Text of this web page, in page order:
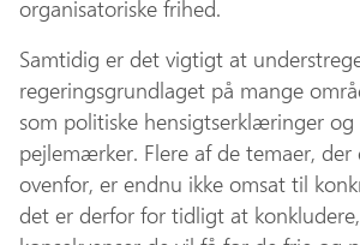
organisatoriske frihed.
Samtidig er det vigtigt at
regeringsgrundlaget på mange
som politiske hensigtserklæringer
pejlemærker. Flere af de temaer, der
ovenfor, er endnu ikke omsat til
det er derfor for tidligt at